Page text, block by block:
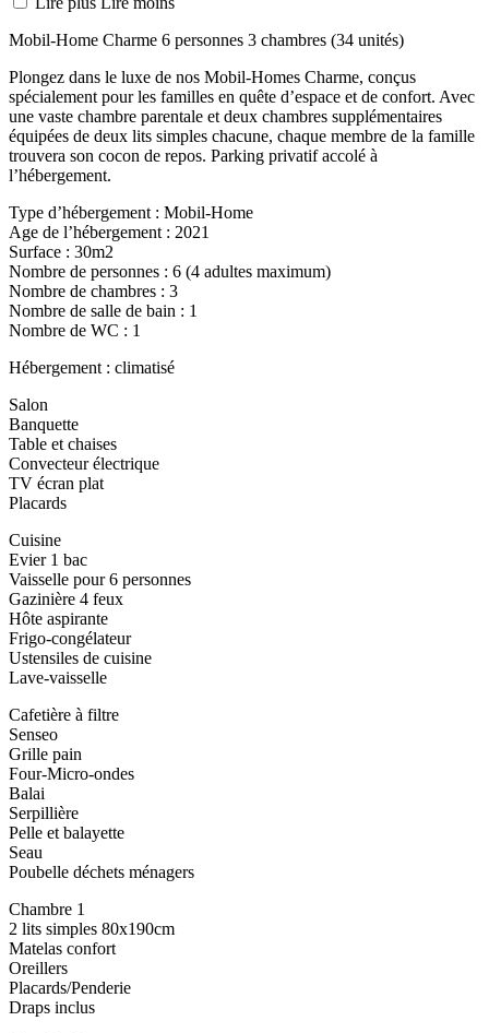
Mobil-Home Charme 6 personnes 3 chambres (34 unités)
Plongez dans le luxe de nos Mobil-Homes Charme, conçus
spécialement pour les familles en quête d’espace et de confort. Avec
une vaste chambre parentale et deux chambres supplémentaires
équipées de deux lits simples chacune, chaque membre de la famille
trouvera son cocon de repos. Parking privatif accolé à
l’hébergement.
Type d’hébergement : Mobil-Home
Age de l’hébergement : 2021
Surface : 30m2
Nombre de personnes : 6 (4 adultes maximum)
Nombre de chambres : 3
Nombre de salle de bain : 1
Nombre de WC : 1
Hébergement : climatisé
Salon
Banquette
Table et chaises
Convecteur électrique
TV écran plat
Placards
Cuisine
Evier 1 bac
Vaisselle pour 6 personnes
Gazinière 4 feux
Hôte aspirante
Frigo-congélateur
Ustensiles de cuisine
Lave-vaisselle
Cafetière à filtre
Senseo
Grille pain
Four-Micro-ondes
Balai
Serpillière
Pelle et balayette
Seau
Poubelle déchets ménagers
Chambre 1
2 lits simples 80x190cm
Matelas confort
Oreillers
Placards/Penderie
Draps inclus